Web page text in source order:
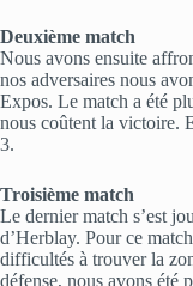
Deuxième match
Nous avons ensuite
nos adversaires nous
Expos. Le match a été
nous coûtent la victoire.
3.
Troisième match
Le dernier match s’est
d’Herblay. Pour ce
difficultés à trouver la
défense, nous avons été